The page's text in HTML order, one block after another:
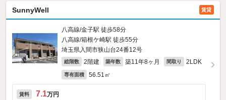
SunnyWell 賃貸
八高線/金子駅 徒歩58分
八高線/箱根ケ崎駅 徒歩55分
埼玉県入間市狭山台24番12号
総階数 2階建 築年数 築11年8ヶ月 間取り 2LDK
専有面積 56.51㎡
賃料 7.1万円